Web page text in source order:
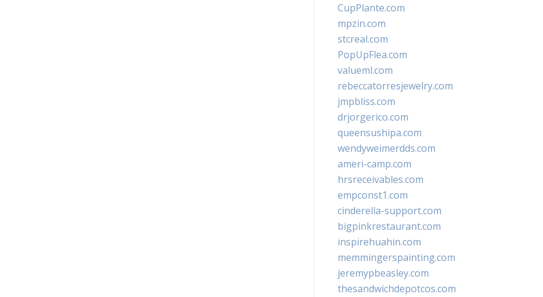
CupPlante.com
mpzin.com
stcreal.com
PopUpFlea.com
valueml.com
rebeccatorresjewelry.com
jmpbliss.com
drjorgerico.com
queensushipa.com
wendyweimerdds.com
ameri-camp.com
hrsreceivables.com
empconst1.com
cinderella-support.com
bigpinkrestaurant.com
inspirehuahin.com
memmingerspainting.com
jeremypbeasley.com
thesandwichdepotcos.com